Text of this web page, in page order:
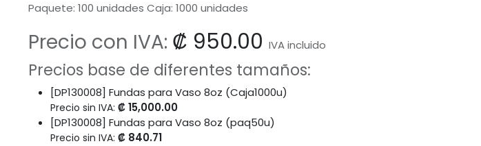
Paquete: 100 unidades Caja: 1000 unidades
Precio con IVA: ₡ 950.00 IVA incluido
Precios base de diferentes tamaños:
[DP130008] Fundas para Vaso 8oz (Caja1000u)
Precio sin IVA: ₡15,000.00
[DP130008] Fundas para Vaso 8oz (paq50u)
Precio sin IVA: ₡ 840.71